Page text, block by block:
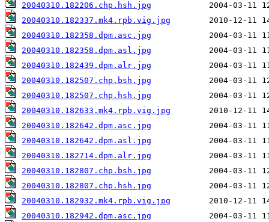
20040310.182206.chp.hsh.jpg
20040310.182337.mk4.rpb.vig.jpg
20040310.182358.dpm.asc.jpg
20040310.182358.dpm.asl.jpg
20040310.182439.dpm.alr.jpg
20040310.182507.chp.bsh.jpg
20040310.182507.chp.hsh.jpg
20040310.182633.mk4.rpb.vig.jpg
20040310.182642.dpm.asc.jpg
20040310.182642.dpm.asl.jpg
20040310.182714.dpm.alr.jpg
20040310.182807.chp.bsh.jpg
20040310.182807.chp.hsh.jpg
20040310.182932.mk4.rpb.vig.jpg
20040310.182942.dpm.asc.jpg